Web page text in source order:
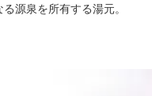
源泉を所有する湯元。